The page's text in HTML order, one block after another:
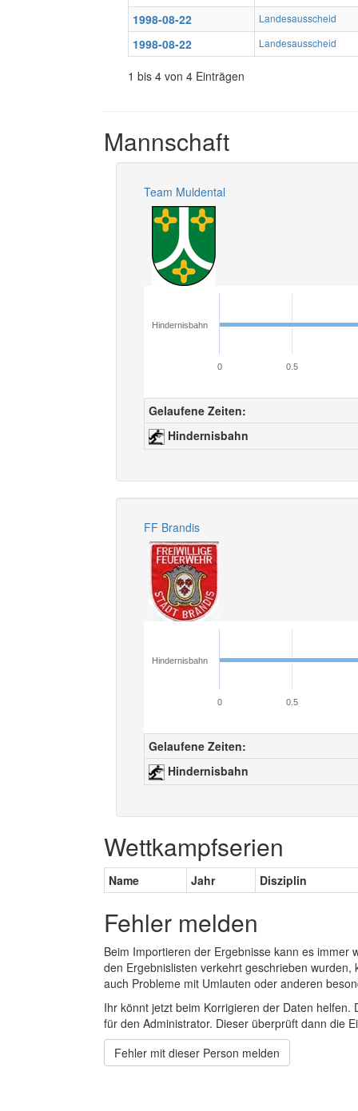
1998-08-22 Landesausscheid
1998-08-22 Landesausscheid
1 bis 4 von 4 Einträgen
Mannschaft
Team Muldental
Hindernisbahn
0 0.5
Gelaufene Zeiten:
Hindernisbahn
FF Brandis
Hindernisbahn
0 0.5
Gelaufene Zeiten:
Hindernisbahn
Wettkampfserien
Name Jahr Disziplin
Fehler melden
Beim Importieren der Ergebnisse kann es
den Ergebnislisten verkehrt geschrieben
auch Probleme mit Umlauten oder anderen
Ihr könnt jetzt beim Korrigieren der Daten
für den Administrator. Dieser überprüft dann die
Fehler mit dieser Person melden